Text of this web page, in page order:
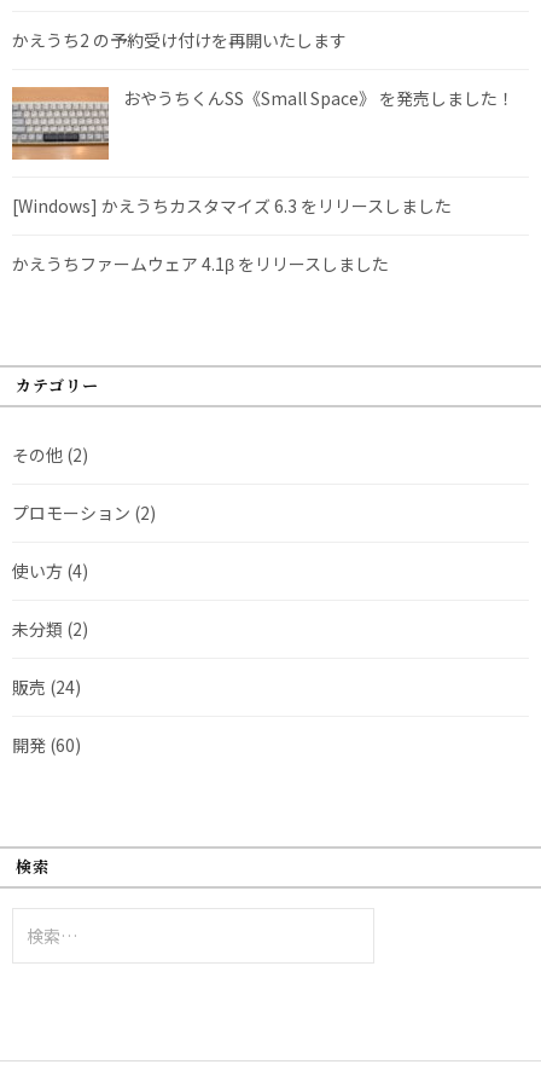
かえうち2 の予約受け付けを再開いたします
おやうちくんSS《Small Space》 を発売しました！
[Windows] かえうちカスタマイズ 6.3 をリリースしました
かえうちファームウェア 4.1β をリリースしました
カテゴリー
その他 (2)
プロモーション (2)
使い方 (4)
未分類 (2)
販売 (24)
開発 (60)
検索
索: